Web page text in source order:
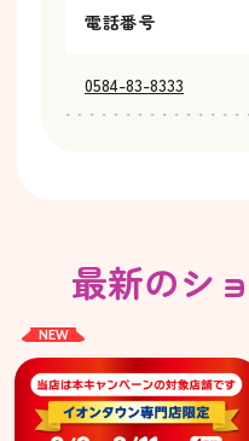
電話番号
0584-83-8333
最新のシ
NEW